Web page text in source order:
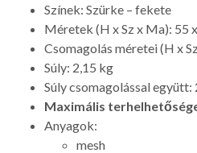
Színek: Szürke – fekete
Méretek (H x Sz x Ma): 55
Csomagolás méretei (H x
Súly: 2,15 kg
Súly csomagolással együtt:
Maximális
Anyagok:
mesh